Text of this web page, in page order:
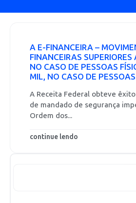
A E-FINANCEIRA –
FINANCEIRAS SUPERIORES
NO CASO DE PESSOAS
MIL, NO CASO DE
A Receita Federal obteve
de mandado de segurança
Ordem dos...
continue lendo